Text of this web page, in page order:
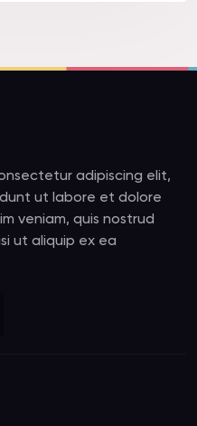
adipiscing elit,
ut labore et dolore
veniam, quis nostrud
ut aliquip ex ea